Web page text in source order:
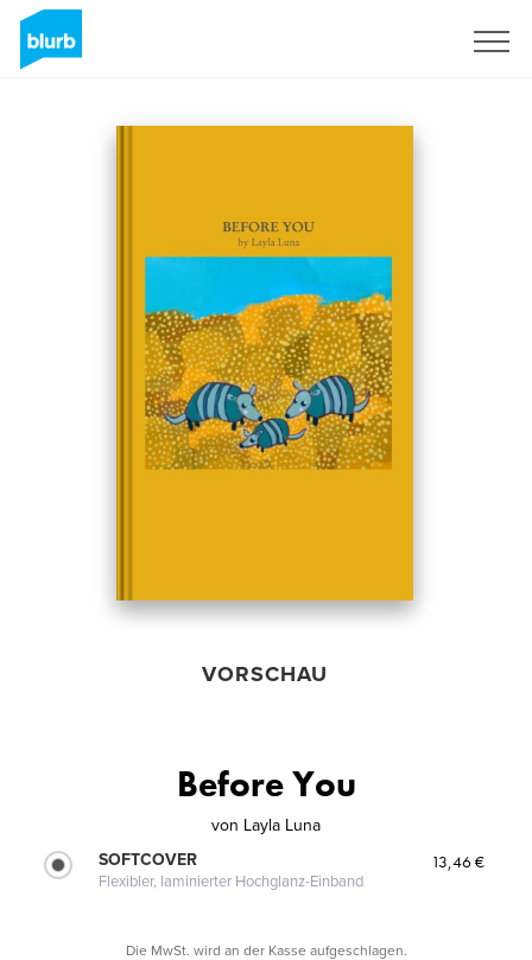
VORSCHAU
Before You
von Layla Luna
SOFTCOVER
Flexibler, laminierter Hochglanz-Einband
13,46 €
Die MwSt. wird an der Kasse aufgeschlagen.